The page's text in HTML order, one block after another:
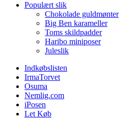
Populært slik
Chokolade guldmønter
Big Ben karameller
Toms skildpadder
Haribo miniposer
Juleslik
Indkøbslisten
IrmaTorvet
Osuma
Nemlig.com
iPosen
Let Køb